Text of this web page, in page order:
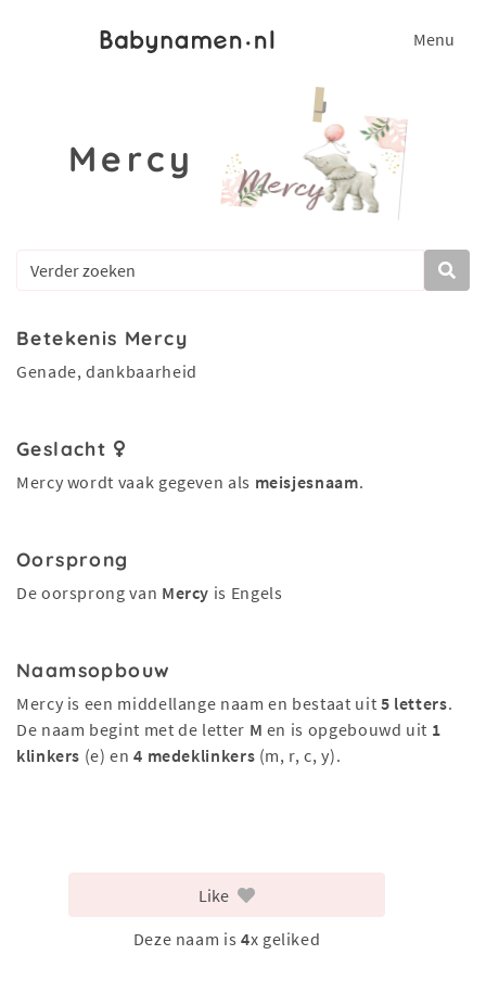
Menu
Mercy
Betekenis Mercy
Genade, dankbaarheid
Geslacht
Mercy wordt vaak gegeven als meisjesnaam.
Oorsprong
De oorsprong van Mercy is Engels
Naamsopbouw
Mercy is een middellange naam en bestaat uit 5 letters.
De naam begint met de letter M en is opgebouwd uit 1
klinkers (e) en4 medeklinkers (m, r, c, y).
Like
Deze naam is 4x geliked